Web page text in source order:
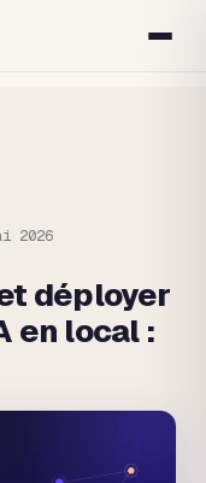
2026
déployer
en local :